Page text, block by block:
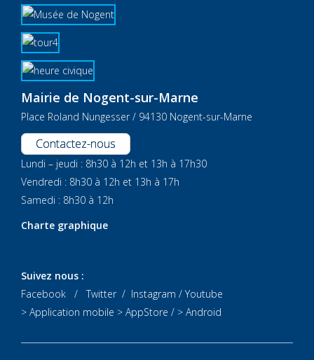
Mairie de Nogent-sur-Marne
Place Roland Nungesser / 94130 Nogent-sur-Marne
Contactez-nous
Lundi – jeudi : 8h30 à 12h et 13h à 17h30
Vendredi : 8h30 à 12h et 13h à 17h
Samedi : 8h30 à 12h
Charte graphique
Suivez nous :
Facebook /Twitter/ Instagram / Youtube
> Application mobile > AppStore / > Android